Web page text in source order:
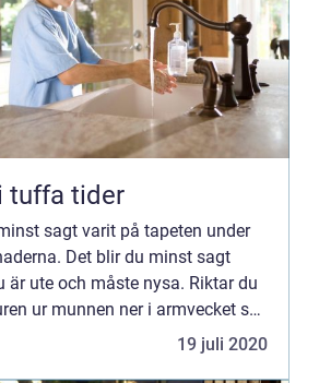
tuffa tider
sagt varit på tapeten under
Det blir du minst sagt
är ute och måste nysa. Riktar du
ur munnen ner i armvecket så
19 juli 2020